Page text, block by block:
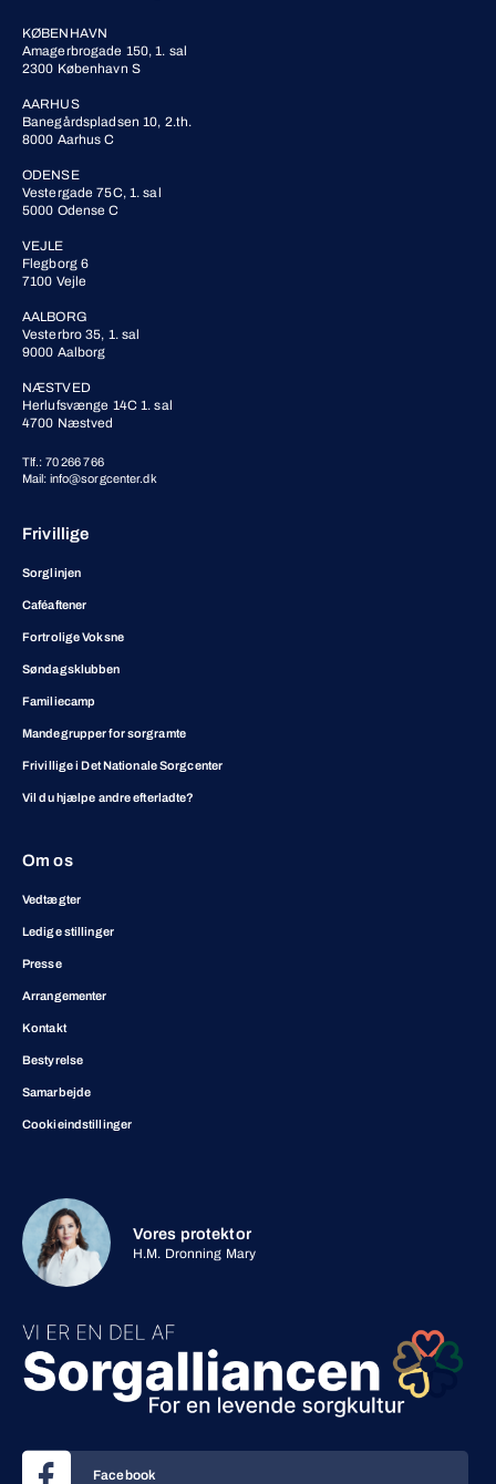
KØBENHAVN
Amagerbrogade 150, 1. sal
2300 København S
AARHUS
Banegårdspladsen 10, 2.th.
8000 Aarhus C
ODENSE
Vestergade 75C, 1. sal
5000 Odense C
VEJLE
Flegborg 6
7100 Vejle
AALBORG
Vesterbro 35, 1. sal
9000 Aalborg
NÆSTVED
Herlufsvænge 14C 1. sal
4700 Næstved
Tlf.: 70 266 766
Mail: info@sorgcenter.dk
Frivillige
Sorglinjen
Caféaftener
Fortrolige Voksne
Søndagsklubben
Familiecamp
Mandegrupper for sorgramte
Frivillige i Det Nationale Sorgcenter
Vil du hjælpe andre efterladte?
Om os
Vedtægter
Ledige stillinger
Presse
Arrangementer
Kontakt
Bestyrelse
Samarbejde
Cookieindstillinger
Vores protektor
H.M. Dronning Mary
Facebook